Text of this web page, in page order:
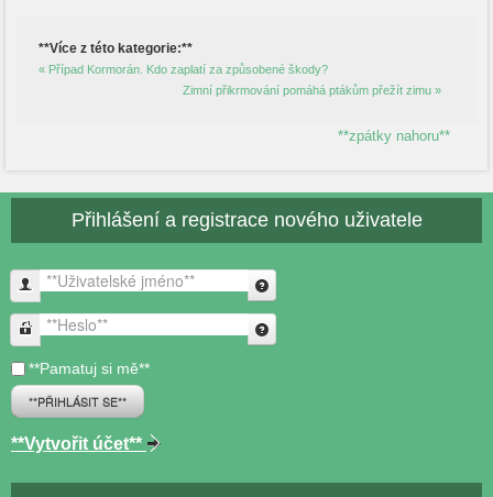
**Více z této kategorie:**
« Případ Kormorán. Kdo zaplatí za způsobené škody?
Zimní přikrmování pomáhá ptákům přežít zimu »
**zpátky nahoru**
Přihlášení a registrace nového uživatele
**Uživatelské jméno**
**Heslo**
**Pamatuj si mě**
**PŘIHLÁSIT SE**
**Vytvořit účet**